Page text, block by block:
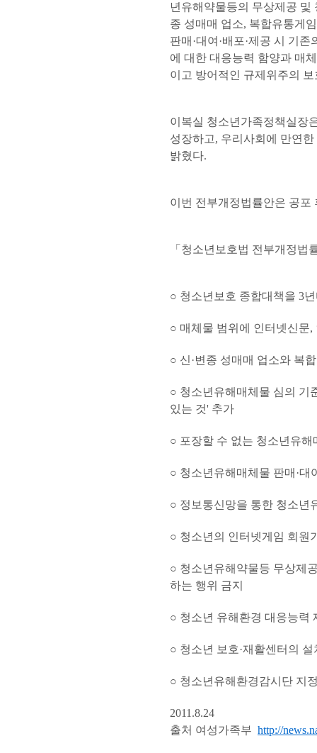
년유해약물등의 무상제공 및
종 성매매 업소, 복합유통게
판매·대여·배포·제공 시 기
에 대한 대응능력 함양과 매
이고 방어적인 규제위주의
이복실 청소년가족정책실장
성장하고, 우리사회에 만연
밝혔다.
이번 전부개정법률안은 공포
「청소년보호법 전부개정법
○ 청소년보호 종합대책을 3
○ 매체물 범위에 인터넷신문
○ 신·변종 성매매 업소와 복
○ 청소년유해매체물 심의 기
있는 것' 추가
○ 포장할 수 없는 청소년유
○ 청소년유해매체물 판매·대
○ 정보통신망을 통한 청소년
○ 청소년의 인터넷게임 회원
○ 청소년유해약물등 무상제
하는 행위 금지
○ 청소년 유해환경 대응능력
○ 청소년 보호·재활센터의 설
○ 청소년유해환경감시단 지
2011.8.24
출처 여성가족부 http://